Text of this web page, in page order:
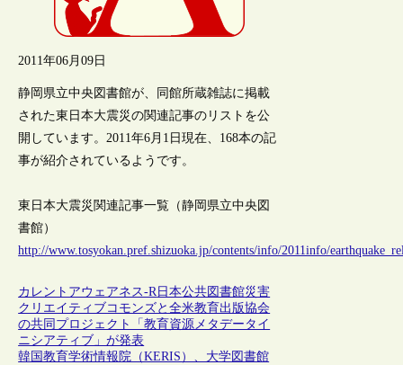
2011年06月09日
静岡県立中央図書館が、同館所蔵雑誌に掲載
された東日本大震災の関連記事のリストを公
開しています。2011年6月1日現在、168本の記
事が紹介されているようです。
東日本大震災関連記事一覧（静岡県立中央図
書館）
http://www.tosyokan.pref.shizuoka.jp/contents/info/2011info/
カレントアウェアネス-R日本公共図書館災害
クリエイティブコモンズと全米教育出版協会
の共同プロジェクト「教育資源メタデータイ
ニシアティブ」が発表
韓国教育学術情報院（KERIS）、大学図書館